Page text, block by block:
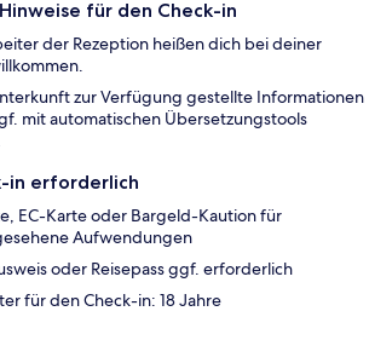
für den Check-in
der Rezeption heißen dich bei deiner
zur Verfügung gestellte Informationen
mit automatischen Übersetzungstools
in erforderlich
EC-Karte oder Bargeld-Kaution für
Aufwendungen
oder Reisepass ggf. erforderlich
für den Check-in: 18 Jahre